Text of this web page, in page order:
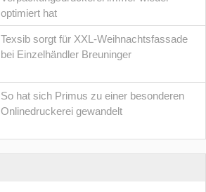
optimiert hat
Texsib sorgt für XXL-Weihnachtsfassade
bei Einzelhändler Breuninger
So hat sich Primus zu einer besonderen
Onlinedruckerei gewandelt